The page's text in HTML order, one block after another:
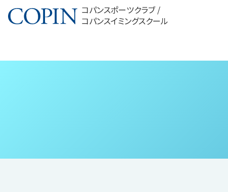
コパンスポーツクラブ /
コパンスイミングスクール